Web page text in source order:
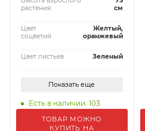
растения
см
Цвет
соцветий
Желтый,
оранжевый
Цвет листьев Зеленый
Показать еще
Есть в наличии: 103
ТОВАР МОЖНО
КУПИТЬ НА